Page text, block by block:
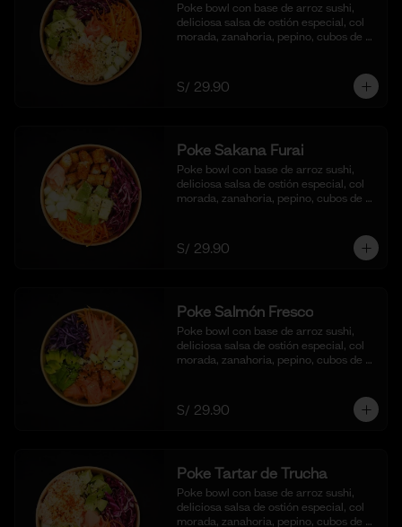
Poke bowl con base de arroz sushi,
deliciosa salsa de ostión especial, col
morada, zanahoria, pepino, cubos de
S/ 29.90
Poke Sakana Furai
Poke bowl con base de arroz sushi,
deliciosa salsa de ostión especial, col
morada, zanahoria, pepino, cubos de
S/ 29.90
Poke Salmón Fresco
Poke bowl con base de arroz sushi,
deliciosa salsa de ostión especial, col
morada, zanahoria, pepino, cubos de
S/ 29.90
Poke Tartar de Trucha
Poke bowl con base de arroz sushi,
deliciosa salsa de ostión especial, col
morada, zanahoria, pepino, cubos de